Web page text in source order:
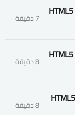
8. 7 دقيقة
9. 8 دقيقة
10. 8 دقيقة